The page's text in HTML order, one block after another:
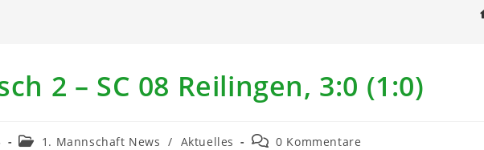
2 – SC 08 Reilingen, 3:0 (1:0)
Beitrags-
1. Mannschaft News / Aktuelles
Beitrags-0 Kommentare